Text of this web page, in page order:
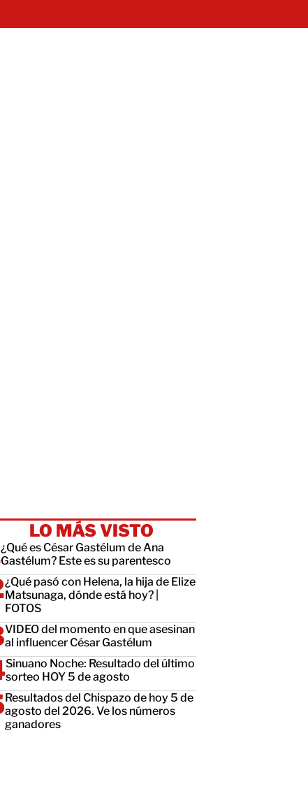
LO MÁS VISTO
¿Qué es César Gastélum de Ana
Gastélum? Este es su parentesco
¿Qué pasó con Helena, la hija de Elize
Matsunaga, dónde está hoy? |
FOTOS
VIDEO del momento en que asesinan
al influencer César Gastélum
Sinuano Noche: Resultado del último
sorteo HOY 5 de agosto
Resultados del Chispazo de hoy 5 de
agosto del 2026. Ve los números
ganadores